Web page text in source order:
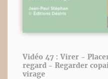
Vidéo 47 : Virer -
regard - Regarder
virage